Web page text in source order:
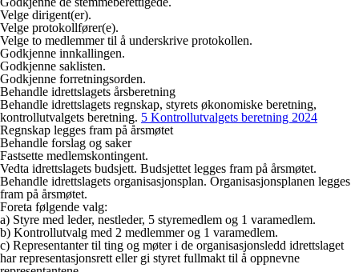
Velge dirigent(er).
Velge protokollfører(e).
Velge to medlemmer til å underskrive protokollen.
Godkjenne innkallingen.
Godkjenne saklisten.
Godkjenne forretningsorden.
Behandle idrettslagets årsberetning
Behandle idrettslagets regnskap, styrets økonomiske beretning,
kontrollutvalgets beretning. 5 Kontrollutvalgets beretning 2024
Regnskap legges fram på årsmøtet
Behandle forslag og saker
Fastsette medlemskontingent.
Vedta idrettslagets budsjett. Budsjettet legges fram på årsmøtet.
Behandle idrettslagets organisasjonsplan. Organisasjonsplanen legges
fram på årsmøtet.
Foreta følgende valg:
a) Styre med leder, nestleder, 5 styremedlem og 1 varamedlem.
b) Kontrollutvalg med 2 medlemmer og 1 varamedlem.
c) Representanter til ting og møter i de organisasjonsledd idrettslaget
har representasjonsrett eller gi styret fullmakt til å oppnevne